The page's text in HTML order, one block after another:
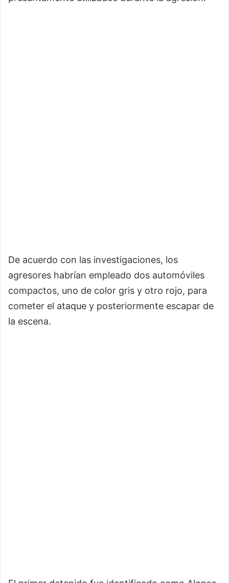
De acuerdo con las investigaciones, los
agresores habrían empleado dos automóviles
compactos, uno de color gris y otro rojo, para
cometer el ataque y posteriormente escapar de
la escena.